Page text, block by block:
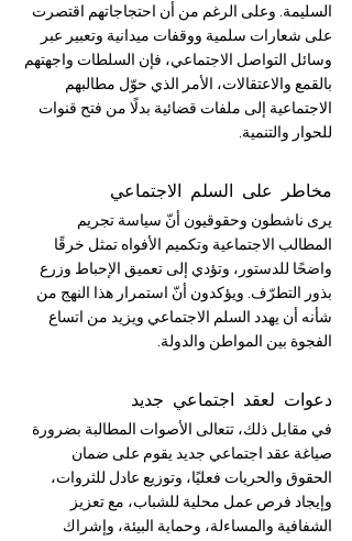
السليمة. وعلى الرغم من أن احتجاجاتهم اقتصرت
على شعارات سلمية ووقفات ميدانية وتعبير عبر
وسائل التواصل الاجتماعي، فإن السلطات واجهتهم
بالقمع والاعتقالات، الأمر الذي حوّل مطالبهم
الاجتماعية إلى ملفات قضائية بدلًا من فتح قنوات
للحوار والتنمية.
مخاطر على السلم الاجتماعي
يرى ناشطون وحقوقيون أنّ سياسة تجريم
المطالب الاجتماعية وتكميم الأفواه تمثل خرقًا
واضحًا للدستور، وتؤدي إلى تعميق الإحباط وزرع
بذور التطرّف. ويؤكدون أنّ استمرار هذا النهج من
شأنه أن يهدد السلم الاجتماعي ويزيد من اتساع
الفجوة بين المواطن والدولة.
دعوات لعقد اجتماعي جديد
في مقابل ذلك، تتعالى الأصوات المطالبة بضرورة
صياغة عقد اجتماعي جديد يقوم على ضمان
الحقوق والحريات فعليًا، وتوزيع عادل للثروات،
وإيجاد فرص عمل محلية للشباب، مع تعزيز
الشفافية والمساءلة، وحماية البيئة، وإشراك